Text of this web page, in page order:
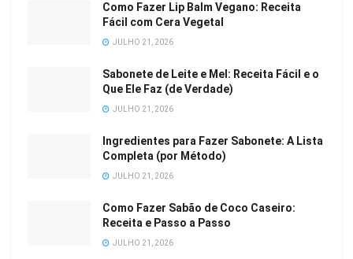
Como Fazer Lip Balm Vegano: Receita
Fácil com Cera Vegetal
JULHO 21, 2026
Sabonete de Leite e Mel: Receita Fácil e o
Que Ele Faz (de Verdade)
JULHO 21, 2026
Ingredientes para Fazer Sabonete: A Lista
Completa (por Método)
JULHO 21, 2026
Como Fazer Sabão de Coco Caseiro:
Receita e Passo a Passo
JULHO 21, 2026